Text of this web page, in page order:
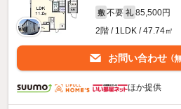
敷 不要 礼 85,500円
2階 / 1LDK / 47.74㎡
お問い合わせ （
ほか提供